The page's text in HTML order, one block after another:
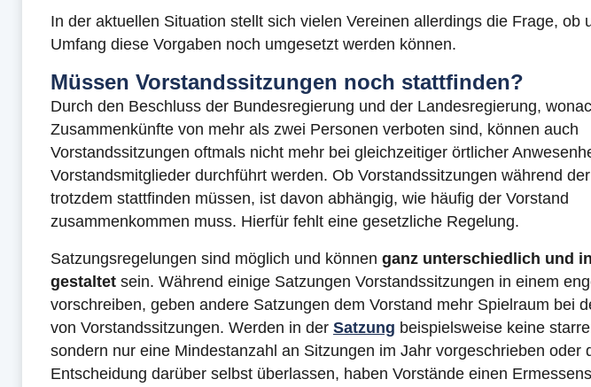
In der aktuellen Situation stellt sich vielen Vereinen allerdings die Frage, ob
Umfang diese Vorgaben noch umgesetzt werden können.
Müssen Vorstandssitzungen noch stattfinden?
Durch den Beschluss der Bundesregierung und der Landesregierung,
Zusammenkünfte von mehr als zwei Personen verboten sind, können auch
Vorstandssitzungen oftmals nicht mehr bei gleichzeitiger örtlicher
Vorstandsmitglieder durchführt werden. Ob Vorstandssitzungen während der
trotzdem stattfinden müssen, ist davon abhängig, wie häufig der Vorstand
zusammenkommen muss. Hierfür fehlt eine gesetzliche Regelung.
Satzungsregelungen sind möglich und können ganz unterschiedlich und
gestaltet sein. Während einige Satzungen Vorstandssitzungen in einem
vorschreiben, geben andere Satzungen dem Vorstand mehr Spielraum bei
von Vorstandssitzungen. Werden in der Satzung beispielsweise keine
sondern nur eine Mindestanzahl an Sitzungen im Jahr vorgeschrieben oder
Entscheidung darüber selbst überlassen, haben Vorstände einen